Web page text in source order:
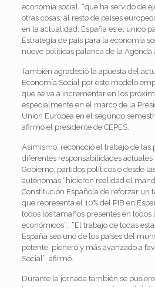
economía social, “que ha servido de
otras cosas, al resto de países
en la actualidad, España es el único
Estrategia de país para la economía
nueve políticas palanca de la Agenda
También agradeció la apuesta del
Economía Social por este modelo
que se va a incrementar en los
especialmente en el marco de la
Unión Europea en el segundo
afirmó el presidente de CEPES.
Asimismo, reconoció el trabajo de las
diferentes responsabilidades actuales
Gobierno, partidos políticos o desde
autónomas “hicieron realidad el
Constitución Española de reforzar un
que representa el 10% del PIB en
todos los tamaños presentes en todos
económicos”. “El trabajo de todas
España sea uno de los países del
potente, pionero y más avanzado a
Social”, afirmó.
Durante la jornada también se